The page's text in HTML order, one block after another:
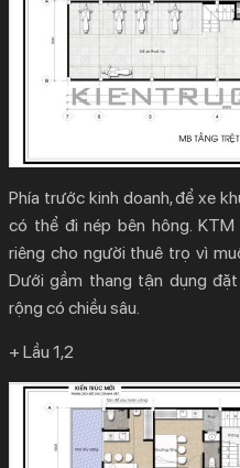
Phía trước kinh doanh, để xe
có thể đi nép bên hông.
riêng cho người thuê trọ vì
Dưới gầm thang tận dụng
rộng có chiều sâu.
+ Lầu 1,2